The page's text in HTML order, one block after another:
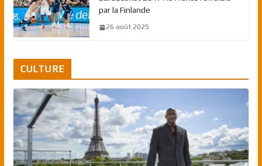
par la Finlande
26 août 2025
CULTURE